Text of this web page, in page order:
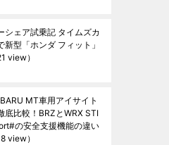
シェア試乗記 タイムズカ
新型「ホンダ フィット」
view）
MT車用アイサイト
底比較！BRZとWRX STI
の安全支援機能の違い
view）